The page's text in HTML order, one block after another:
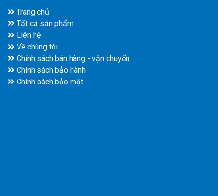
Trang chủ
Tất cả sản phẩm
Liên hệ
Về chúng tôi
Chính sách bán hàng - vận chuyển
Chính sách bảo hành
Chính sách bảo mật